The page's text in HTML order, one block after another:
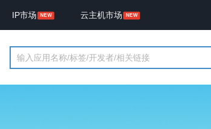
IP市场 云主机市场